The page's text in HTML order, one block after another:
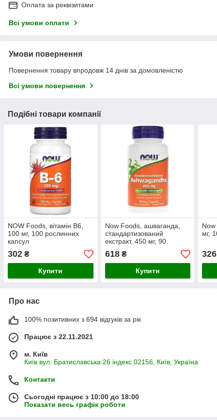
Оплата за реквізитами
Всі умови оплати
Умови повернення
Повернення товару впродовж 14 днів за домовленістю
Всі умови повернення
Подібні товари компанії
NOW Foods, вітамін B6,
100 мг, 100 рослинних
капсул
302 ₴
Купити
Now Foods, ашваганда,
стандартизований
екстракт, 450 мг, 90
рослинних капсул
618₴
Купити
мг,
326
Про нас
100% позитивних з 694 відгуків за рік
Працює з 22.11.2021
м. Київ
Київ вул. Братиславська 26 індекс 02156, Київ, Україна
Контакти
Сьогодні працює з 10:00 до 18:00
Показати весь графік роботи